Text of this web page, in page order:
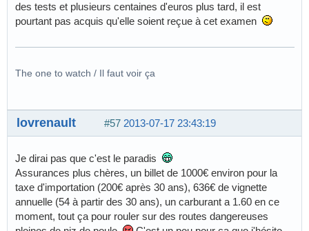
des tests et plusieurs centaines d'euros plus tard, il est
pourtant pas acquis qu'elle soient reçue à cet examen
The one to watch / Il faut voir ça
#57 2013-07-17 23:43:19
lovrenault
Je dirai pas que c'est le paradis
Assurances plus chères, un billet de 1000€ environ pour la
taxe d'importation (200€ après 30 ans), 636€ de vignette
annuelle (54 à partir des 30 ans), un carburant a 1.60 en ce
moment, tout ça pour rouler sur des routes dangereuses